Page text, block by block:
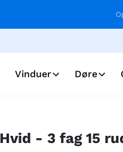
Vinduer Døre
- 3 fag 15